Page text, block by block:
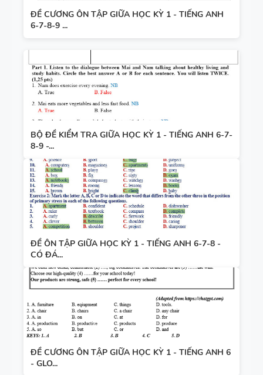
ĐỀ CƯƠNG ÔN TẬP GIỮA HỌC KỲ 1 - TIẾNG ANH
6-7-8-9 ...
BỘ ĐỀ KIỂM TRA GIỮA HỌC KỲ 1 - TIẾNG ANH 6-7-
8-9 -...
ĐỀ ÔN TẬP GIỮA HỌC KỲ 1 - TIẾNG ANH 6-7-8 -
CÓ ĐÁ...
ĐỀ CƯƠNG ÔN TẬP GIỮA HỌC KỲ 1 - TIẾNG ANH 6
- GLO...